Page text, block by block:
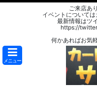
ご来店あ
イベントについては
最新情報はツ
https://
何かあればお気
メニュー